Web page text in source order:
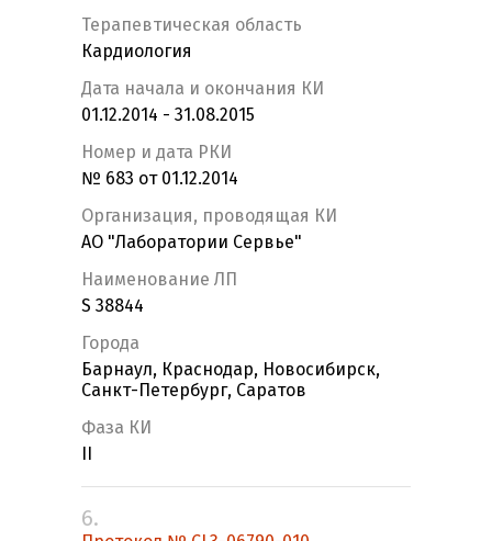
Терапевтическая область
Кардиология
Дата начала и окончания КИ
01.12.2014 - 31.08.2015
Номер и дата РКИ
№ 683 от 01.12.2014
Организация, проводящая КИ
АО "Лаборатории Сервье"
Наименование ЛП
S 38844
Города
Барнаул, Краснодар, Новосибирск,
Санкт-Петербург, Саратов
Фаза КИ
6.